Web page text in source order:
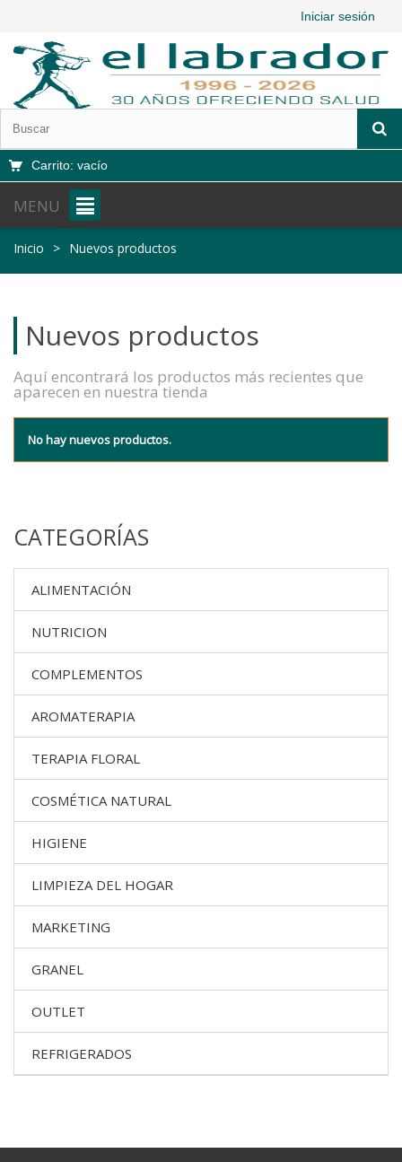
Iniciar sesión
Carrito: vacío
MENU
Inicio > Nuevos productos
Nuevos productos
Aquí encontrará los productos más recientes que
aparecen en nuestra tienda
No hay nuevos productos.
CATEGORÍAS
ALIMENTACIÓN
NUTRICION
COMPLEMENTOS
AROMATERAPIA
TERAPIA FLORAL
COSMÉTICA NATURAL
HIGIENE
LIMPIEZA DEL HOGAR
MARKETING
GRANEL
OUTLET
REFRIGERADOS